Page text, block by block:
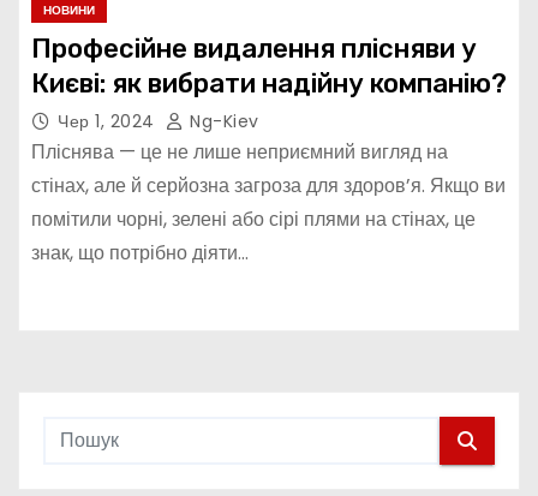
НОВИНИ
Професійне видалення плісняви у
Києві: як вибрати надійну компанію?
Чер 1, 2024 Ng-Kiev
Пліснява — це не лише неприємний вигляд на
стінах, але й серйозна загроза для здоров’я. Якщо ви
помітили чорні, зелені або сірі плями на стінах, це
знак, що потрібно діяти…